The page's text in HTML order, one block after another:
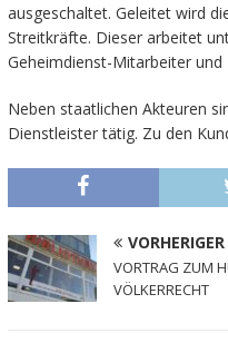
ausgeschaltet. Geleitet wird
Streitkräfte. Dieser arbeitet
Geheimdienst-Mitarbeiter
Neben staatlichen Akteuren
Dienstleister tätig. Zu den
VORHERIGER
VORTRAG ZUM
VÖLKERRECHT